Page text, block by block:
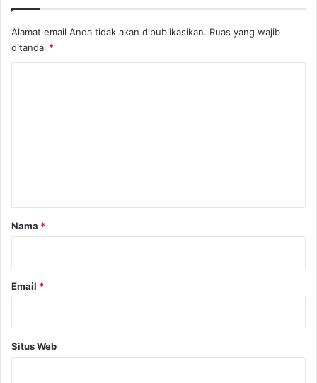
i
Alamat email Anda tidak akan dipublikasikan. Ruas yang wajib
ditandai *
r
Nama *
Email *
Situs Web